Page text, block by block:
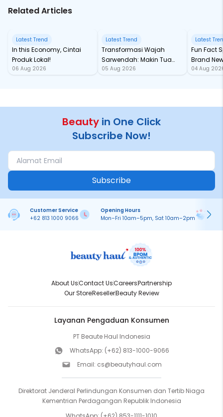
Related Articles
Latest Trend
In this Economy, Cintai
Produk Lokal!
06 Aug 2026
Latest Trend
Transformasi Wajah
Sarwendah: Makin Tua
Semakin Glowing
05 Aug 2026
Latest
Fun Fact Spider-Man
Brand
Baru
04 Aug
Beauty in One Click
Subscribe Now!
Subscribe
Customer Service
+62 813 1000 9066
Opening Hours
Mon–Fri 10am–5pm, Sat 10am–2pm
About UsContact UsCareersPartnership
Our StoreResellerBeauty Review
Layanan Pengaduan Konsumen
PT Beaute Haul Indonesia
WhatsApp: (+62) 813-1000-9066
Email: cs@beautyhaul.com
Direktorat Jenderal Perlindungan Konsumen dan Tertib Niaga
Kementrian Perdagangan Republik Indonesia